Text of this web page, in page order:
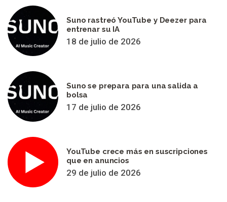
Suno rastreó YouTube y Deezer para
entrenar su IA
18 de julio de 2026
Suno se prepara para una salida a
bolsa
17 de julio de 2026
YouTube crece más en suscripciones
que en anuncios
29 de julio de 2026